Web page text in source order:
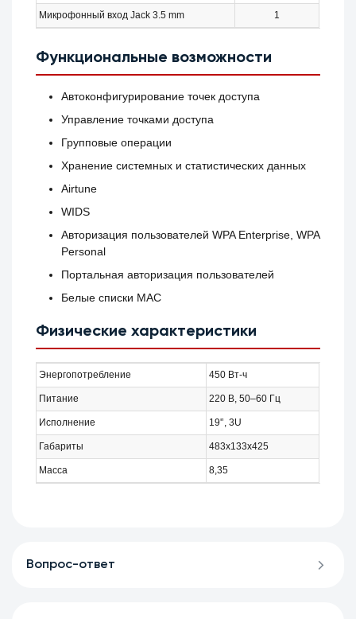
Микрофонный вход Jack 3.5 mm 1
Функциональные возможности
Автоконфигурирование точек доступа
Управление точками доступа
Групповые операции
Хранение системных и статистических данных
Airtune
WIDS
Авторизация пользователей WPA Enterprise, WPA
Personal
Портальная авторизация пользователей
Белые списки MAC
Физические характеристики
Энергопотребление 450 Вт-ч
Питание 220 В, 50–60 Гц
Исполнение 19'’, 3U
Габариты 483x133x425
Масса 8,35
Вопрос-ответ